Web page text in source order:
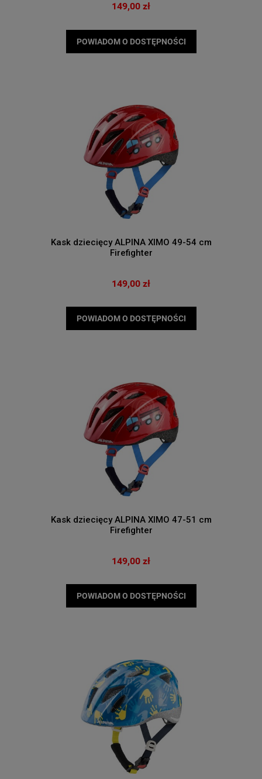
149,00 zł
POWIADOM O DOSTĘPNOŚCI
Kask dziecięcy ALPINA XIMO 49-54 cm
Firefighter
149,00 zł
POWIADOM O DOSTĘPNOŚCI
Kask dziecięcy ALPINA XIMO 47-51 cm
Firefighter
149,00 zł
POWIADOM O DOSTĘPNOŚCI